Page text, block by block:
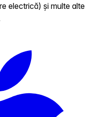
electrică) și multe alte